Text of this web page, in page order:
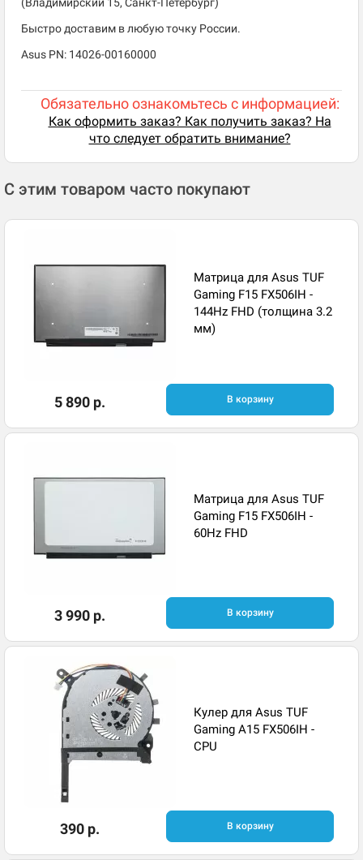
(Владимирский 15, Санкт-Петербург)
Быстро доставим в любую точку России.
Asus PN: 14026-00160000
Обязательно ознакомьтесь с информацией:
Как оформить заказ? Как получить заказ? На
что следует обратить внимание?
С этим товаром часто покупают
Матрица для Asus TUF
Gaming F15 FX506IH -
144Hz FHD (толщина 3.2
мм)
5 890 р. В корзину
Матрица для Asus TUF
Gaming F15 FX506IH -
60Hz FHD
3 990 р. В корзину
Кулер для Asus TUF
Gaming A15 FX506IH -
CPU
390 р. В корзину